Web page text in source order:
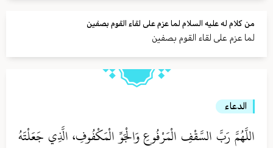
من كلام له عليه السلام لما عزم على لقاء القوم بصفين
لما عزم على لقاء القوم بصفين
الدعاء
اللَّهُمَّ رَبَّ السَّقْفِ الْمَرْفُوعِ وَالْجَوِّ الْمَكْفُوفِ، الَّذِي جَعَلْتَهُ